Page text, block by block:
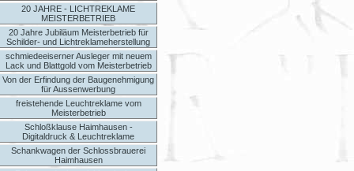
20 JAHRE - LICHTREKLAME
MEISTERBETRIEB
20 Jahre Jubiläum Meisterbetrieb für
Schilder- und Lichtreklameherstellung
schmiedeeiserner Ausleger mit neuem
Lack und Blattgold vom Meisterbetrieb
Von der Erfindung der Baugenehmigung
für Aussenwerbung
freistehende Leuchtreklame vom
Meisterbetrieb
Schloßklause Haimhausen -
Digitaldruck & Leuchtreklame
Schankwagen der Schlossbrauerei
Haimhausen